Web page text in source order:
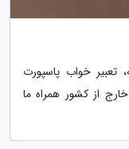
تعبیر خواب پاسپورت
از کشور همراه ما